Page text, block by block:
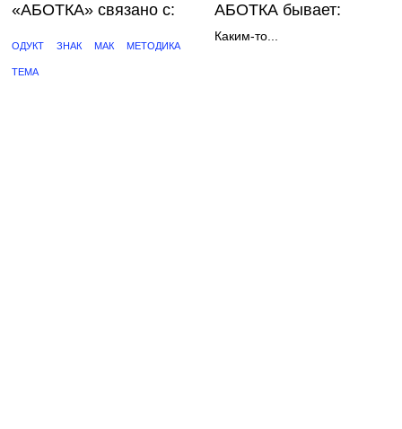
«АБОТКА» связано с:
ОДУКТ ЗНАК МАК МЕТОДИКА
ТЕМА
АБОТКА бывает:
Каким-то...